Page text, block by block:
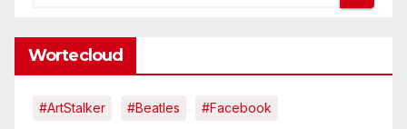
Wortecloud
#ArtStalker #Beatles #Facebook